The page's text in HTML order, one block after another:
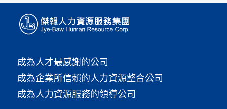
成為人才最感謝的公司
成為企業所信賴的人力資源整合公司
成為人力資源服務的領導公司